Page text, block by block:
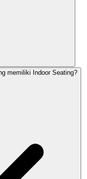
memiliki Indoor Seating?